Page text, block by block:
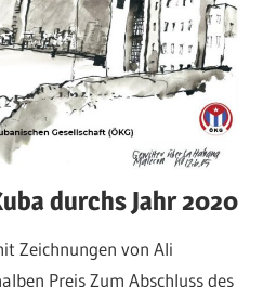
durchs Jahr 2020
Zeichnungen von Ali
Preis Zum Abschluss des